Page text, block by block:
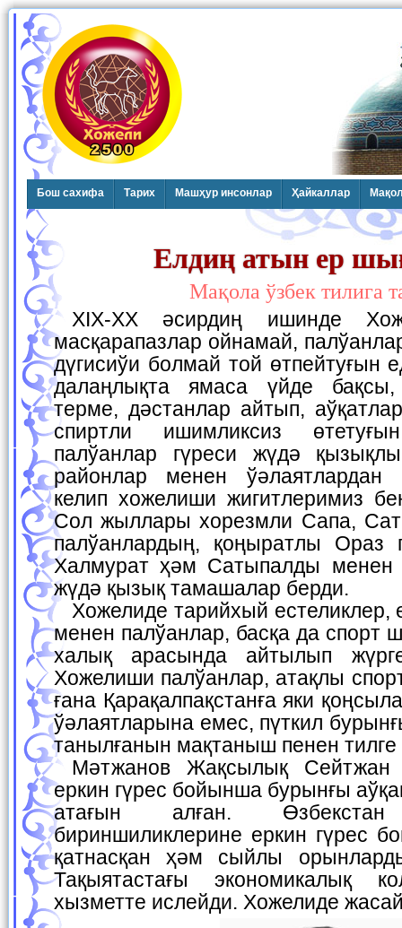
Бош сахифа Тарих Машҳур инсонлар Ҳайкаллар
Елдиң атын ер
Мақола ўзбек тилига
ХIХ-ХХ әсирдиң ишинде Хожелиде артистлер,
масқарапазлар ойнамай,
дүгисиўи болмай той өтпейтуғын
далаңлықта ямаса үйде
терме, дәстанлар айтып,
спиртли ишимликсиз
палўанлар гүреси жүдә
районлар менен ўәлаятлардан
келип хожелиши жигитлеримиз
Сол жыллары хорезмли Сапа,
палўанлардың, қоңыратлы Ораз
Халмурат ҳәм Сатыпалды менен
жүдә қызық тамашалар берди.
Хожелиде тарийхый естеликлер, ер жүрек азаматлар
менен палўанлар, басқа да спорт
халық арасында айтылып
Хожелиши палўанлар, атақлы
ғана Қарақалпақстанға яки
ўәлаятларына емес, пүткил
танылғанын мақтаныш пенен
Мәтжанов Жақсылық Сейтжан улы - 1961-жылы
еркин гүрес бойынша бурынғы
атағын алған.
бириншиликлерине еркин гүрес
қатнасқан ҳәм сыйлы
Тақыятастағы экономикалық
хызметте ислейди. Хожелиде